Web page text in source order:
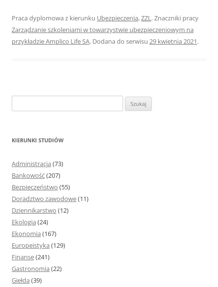
Praca dyplomowa z kierunku Ubezpieczenia,ZZL. Znaczniki pracy
Zarządzanie szkoleniami w towarzystwie ubezpieczeniowym na
przykładzie Amplico Life SA. Dodana do serwisu 29 kwietnia 2021.
z
KIERUNKI STUDIÓW
Administracja (73)
Bankowość(207)
Bezpieczeństwo (55)
Doradztwo zawodowe(11)
Dziennikarstwo (12)
Ekologia (24)
Ekonomia (167)
Europeistyka (129)
Finanse(241)
Gastronomia (22)
Giełda (39)